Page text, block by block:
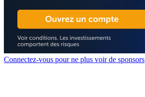
Connectez-vous pour ne plus voir de sponsors